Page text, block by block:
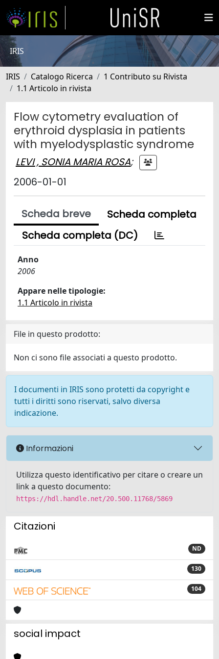
IRIS
IRIS Catalogo Ricerca
1 Contributo su Rivista
1.1 Articolo in rivista
Flow cytometry evaluation of
erythroid dysplasia in patients
with myelodysplastic syndrome
LEVI , SONIA MARIA ROSA;
2006-01-01
Scheda breve
Scheda completa
Scheda completa (DC)
Anno
2006
Appare nelle tipologie:
1.1 Articolo in rivista
File in questo prodotto:
Non ci sono file associati a questo prodotto.
I documenti in IRIS sono protetti da copyright e
tutti i diritti sono riservati, salvo diversa
indicazione.
Informazioni
Utilizza questo identificativo per citare o creare un
link a questo documento:
https://hdl.handle.net/20.500.11768/5869
Citazioni
ND
130
104
social impact